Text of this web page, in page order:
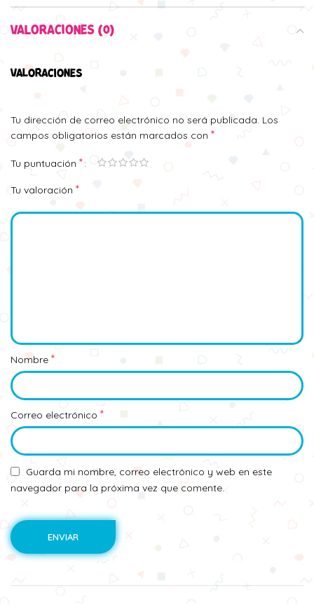
VALORACIONES (0)
VALORACIONES
Tu dirección de correo electrónico no será publicada. Los
campos obligatorios están marcados con *
Tu puntuación *
Tu valoración *
Nombre *
Correo electrónico *
Guarda mi nombre, correo electrónico y web en este
navegador para la próxima vez que comente.